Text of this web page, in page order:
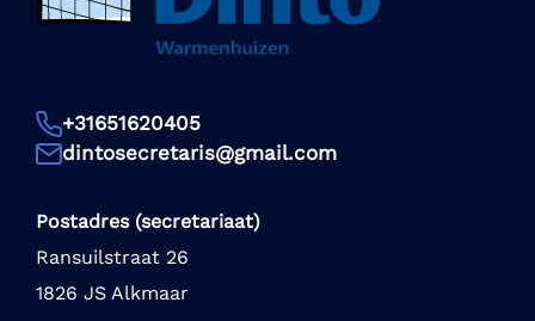
+31651620405
dintosecretaris@gmail.com
Postadres (secretariaat)
Ransuilstraat 26
1826 JS Alkmaar